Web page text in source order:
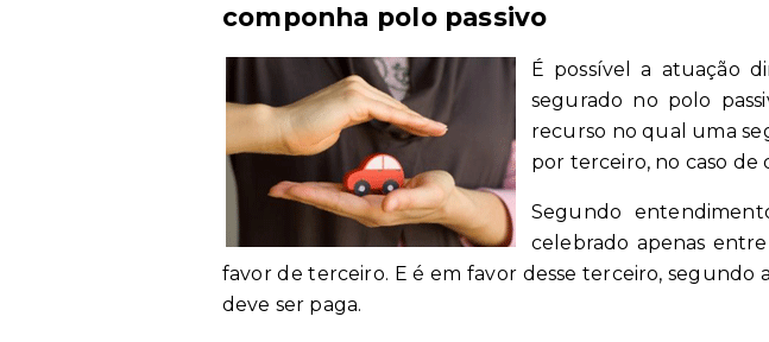
componha polo passivo
É possível a atuação
segurado no polo
recurso no qual uma
por terceiro, no caso de
Segundo
celebrado apenas
favor de terceiro. E é em favor desse terceiro,
deve ser paga.